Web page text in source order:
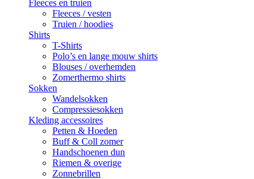
Fleeces en truien
Fleeces / vesten
Truien / hoodies
Shirts
T-Shirts
Polo’s en lange mouw shirts
Blouses / overhemden
Zomerthermo shirts
Sokken
Wandelsokken
Compressiesokken
Kleding accessoires
Petten & Hoeden
Buff & Coll zomer
Handschoenen dun
Riemen & overige
Zonnebrillen